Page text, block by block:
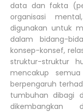
data dan fakta
organisasi
digunakan untuk
dalam bidang-
konsep-konsef,
struktur-struktur
mencakup
berpengaruh
tumbuhan dibagi